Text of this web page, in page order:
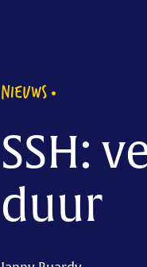
NIEUWS
SSH:
duur